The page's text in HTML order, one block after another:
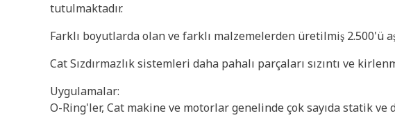
tutulmaktadır.
Farklı boyutlarda olan ve farklı malzemelerden üretilmiş 2.500'ü
Cat Sızdırmazlık sistemleri daha pahalı parçaları sızıntı ve
Uygulamalar:
O-Ring'ler, Cat makine ve motorlar genelinde çok sayıda statik ve